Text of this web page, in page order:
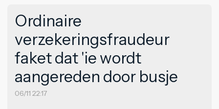
Ordinaire
verzekeringsfraudeur
faket dat 'ie wordt
aangereden door busje
06/11 22:17